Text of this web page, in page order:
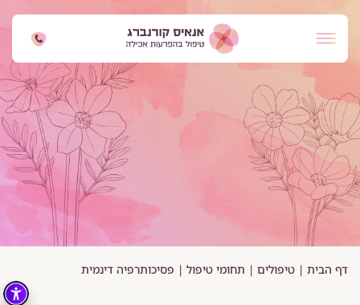
דף הבית | טיפולים | תחומי טיפול | פסיכותרפיה דינמית